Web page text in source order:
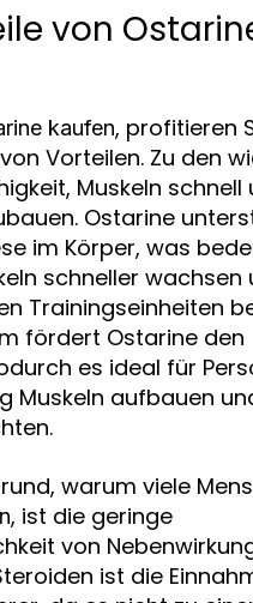
von
kaufen, profitieren
Vorteilen. Zu den
Muskeln schnell
Ostarine
im Körper, was
schneller wachsen
Trainingseinheiten
fördert Ostarine den
es ideal für
Muskeln aufbauen
warum viele
, ist die geringe
von
ist die